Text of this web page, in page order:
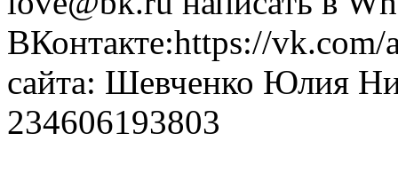
ВКонтакте:https://
сайта: Шевченко Юлия
234606193803